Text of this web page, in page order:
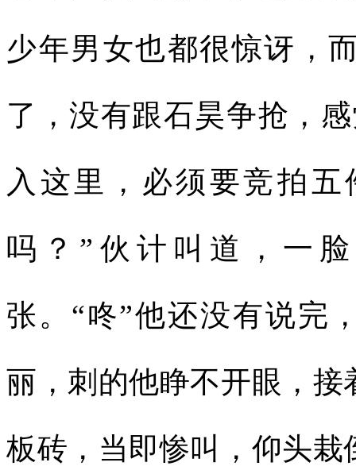
少年男女也都很惊讶，
了，没有跟石昊争抢，
入这里，必须要竞拍
吗？”伙计叫道，一
张。“咚”他还没有说完
丽，刺的他睁不开眼，
板砖，当即惨叫，仰头